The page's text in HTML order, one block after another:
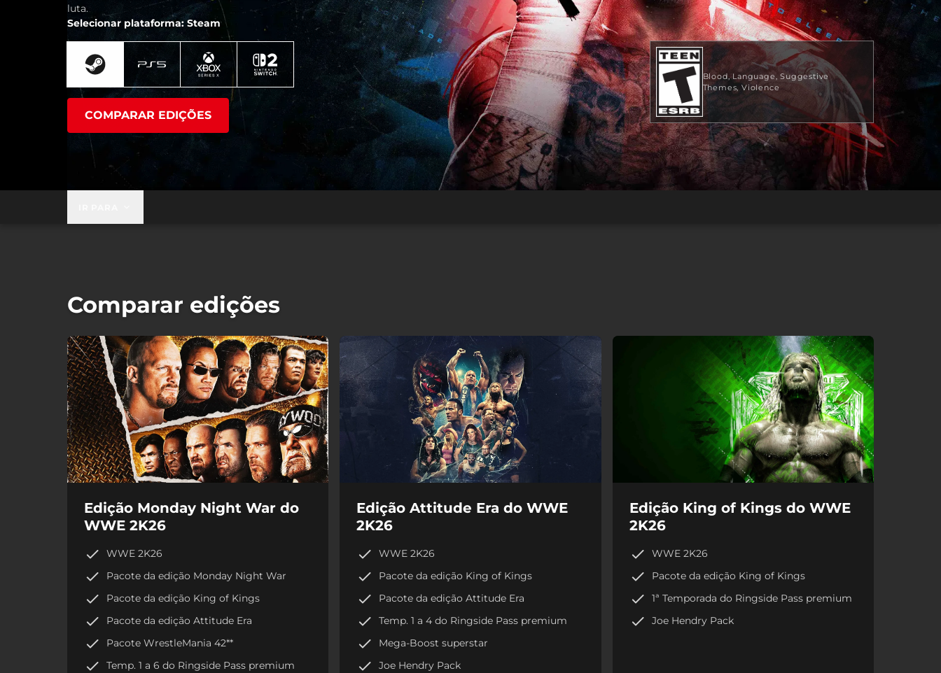
Blood Language Suggestive
Themes Violence
luta.
Selecionar plataforma: Steam
COMPARAR EDIÇÕES
Comparar edições
Edição Monday Night War do
WWE 2K26
WWE 2K26
Pacote da edição Monday Night War
Pacote da edição King of Kings
Pacote da edição Attitude Era
Pacote WrestleMania 42**
Temp. 1 a 6 do Ringside Pass premium
Edição Attitude Era do WWE
2K26
WWE 2K26
Pacote da edição King of Kings
Pacote da edição Attitude Era
Temp. 1 a 4 do Ringside Pass premium
Mega-Boost superstar
Joe Hendry Pack
Edição King of Kings do WWE
2K26
WWE 2K26
Pacote da edição King of Kings
1ª Temporada do Ringside Pass premium
Joe Hendry Pack